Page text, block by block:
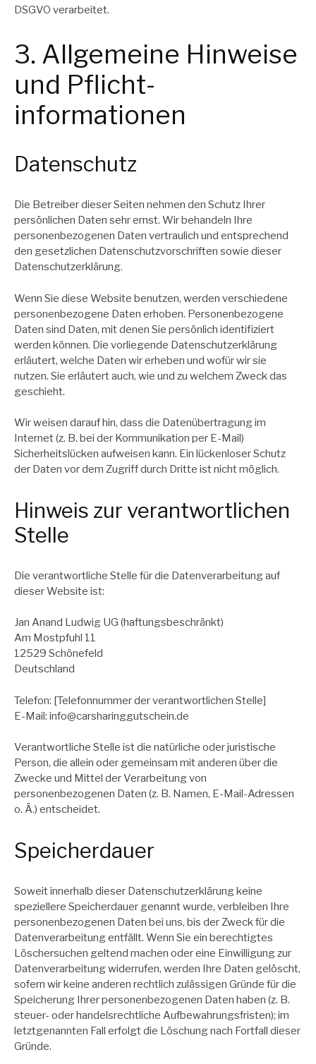
DSGVO verarbeitet.
3. Allgemeine Hinweise
und Pflicht­
informationen
Datenschutz
Die Betreiber dieser Seiten nehmen den Schutz Ihrer
persönlichen Daten sehr ernst. Wir behandeln Ihre
personenbezogenen Daten vertraulich und entsprechend
den gesetzlichen Datenschutzvorschriften sowie dieser
Datenschutzerklärung.
Wenn Sie diese Website benutzen, werden verschiedene
personenbezogene Daten erhoben. Personenbezogene
Daten sind Daten, mit denen Sie persönlich identifiziert
werden können. Die vorliegende Datenschutzerklärung
erläutert, welche Daten wir erheben und wofür wir sie
nutzen. Sie erläutert auch, wie und zu welchem Zweck das
geschieht.
Wir weisen darauf hin, dass die Datenübertragung im
Internet (z. B. bei der Kommunikation per E-Mail)
Sicherheitslücken aufweisen kann. Ein lückenloser Schutz
der Daten vor dem Zugriff durch Dritte ist nicht möglich.
Hinweis zur verantwortlichen
Stelle
Die verantwortliche Stelle für die Datenverarbeitung auf
dieser Website ist:
Jan Anand Ludwig UG (haftungsbeschränkt)
Am Mostpfuhl 11
12529 Schönefeld
Deutschland
Telefon: [Telefonnummer der verantwortlichen Stelle]
E-Mail: info@carsharinggutschein.de
Verantwortliche Stelle ist die natürliche oder juristische
Person, die allein oder gemeinsam mit anderen über die
Zwecke und Mittel der Verarbeitung von
personenbezogenen Daten (z. B. Namen, E-Mail-Adressen
o. Ä.) entscheidet.
Speicherdauer
Soweit innerhalb dieser Datenschutzerklärung keine
speziellere Speicherdauer genannt wurde, verbleiben Ihre
personenbezogenen Daten bei uns, bis der Zweck für die
Datenverarbeitung entfällt. Wenn Sie ein berechtigtes
Löschersuchen geltend machen oder eine Einwilligung zur
Datenverarbeitung widerrufen, werden Ihre Daten gelöscht,
sofern wir keine anderen rechtlich zulässigen Gründe für die
Speicherung Ihrer personenbezogenen Daten haben (z. B.
steuer- oder handelsrechtliche Aufbewahrungsfristen); im
letztgenannten Fall erfolgt die Löschung nach Fortfall dieser
Gründe.